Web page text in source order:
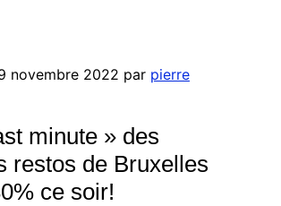
novembre 2022 par pierre
minute » des
restos de Bruxelles
ce soir!